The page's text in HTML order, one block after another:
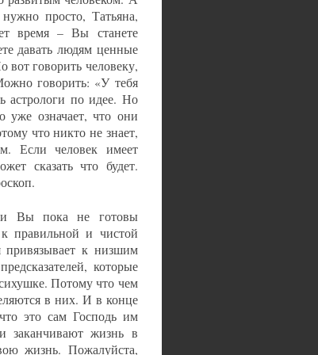
просто, Татьяна,
время – Вы станете
давать людям ценные
вот говорить человеку,
говорить: «У тебя
астрологи по идее. Но
уже означает, что они
что никто не знает,
Если человек имеет
сказать что будет.
и Вы пока не готовы
правильной и чистой
привязывает к низшим
которые
Потому что чем
в них. И в конце
это сам Господь им
заканчивают жизнь в
жизнь. Пожалуйста,